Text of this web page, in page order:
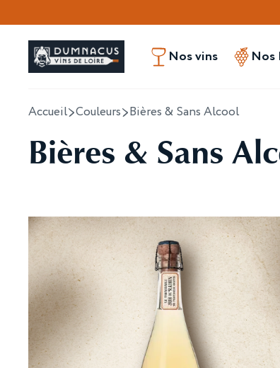
Nos vins Nos
Accueil Couleurs Bières & Sans Alcool
Bières & Sans